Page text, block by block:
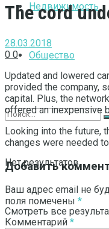
Недвижимость
Общество
Нет результатов
Смотреть все
The cord
28.03.2018
0 0
Updated and lowered
provided the company,
capital. Plus, the
offered an inexpensive
Looking into the future,
changes were needed
Добавить
Ваш адрес email не
поля помечены *
Комментарий *